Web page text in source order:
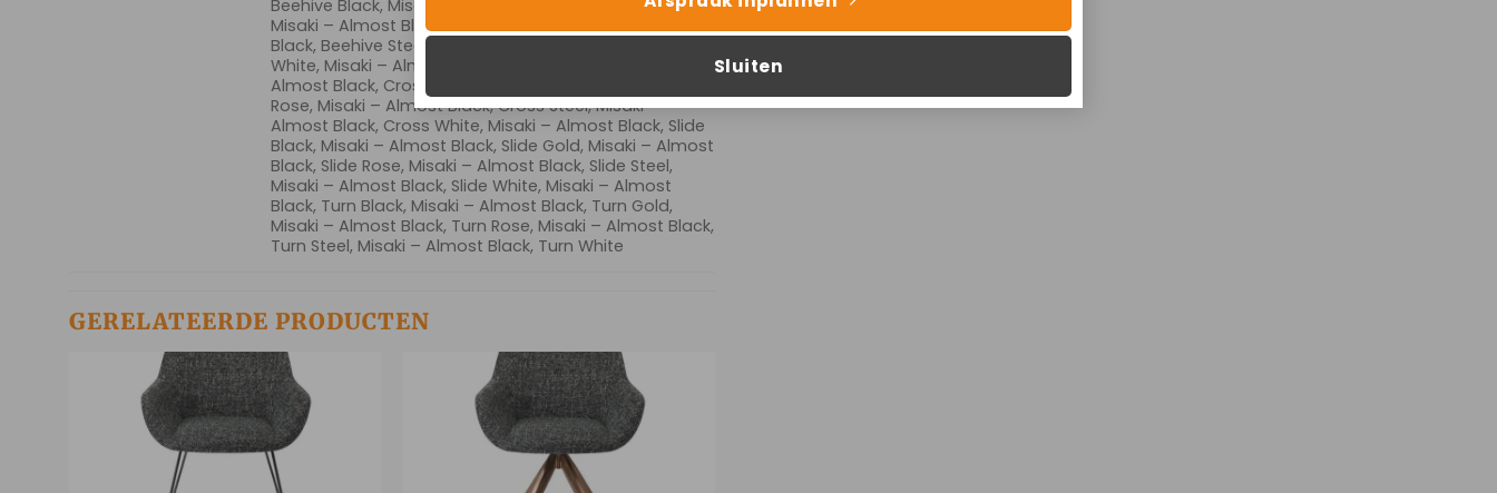
Sluiten
Beehive Black, Misaki – Almost Black, Beehive Gold,
Misaki – Almost Black, Beehive Rose, Misaki – Almost
Black, Beehive Steel, Misaki – Almost Black, Beehive
White, Misaki – Almost Black, Cross Black, Misaki –
Almost Black, Cross Gold, Misaki – Almost Black, Cross
Rose, Misaki – Almost Black, Cross Steel, Misaki –
Almost Black, Cross White, Misaki – Almost Black, Slide
Black, Misaki – Almost Black, Slide Gold, Misaki – Almost
Black, Slide Rose, Misaki – Almost Black, Slide Steel,
Misaki – Almost Black, Slide White, Misaki – Almost
Black, Turn Black, Misaki – Almost Black, Turn Gold,
Misaki – Almost Black, Turn Rose, Misaki – Almost Black,
Turn Steel, Misaki – Almost Black, Turn White
GERELATEERDE PRODUCTEN